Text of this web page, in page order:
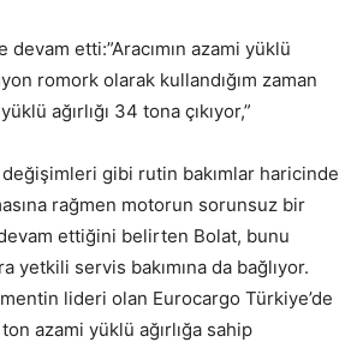
etti:”Aracımın azami yüklü
romork olarak kullandığım zaman
ağırlığı 34 tona çıkıyor,”
değişimleri gibi rutin bakımlar haricinde
rağmen motorun sorunsuz bir
ettiğini belirten Bolat, bunu
yetkili servis bakımına da bağlıyor.
lideri olan Eurocargo Türkiye’de
azami yüklü ağırlığa sahip